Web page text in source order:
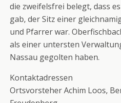
die zweifelsfrei belegt, dass
gab, der Sitz einer
und Pfarrer war.
als einer untersten
Nassau gegolten haben.
Kontaktadressen
Ortsvorsteher Achim Loos,